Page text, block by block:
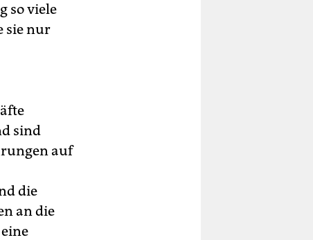
so viele
sie nur
sind
auf
die
an die